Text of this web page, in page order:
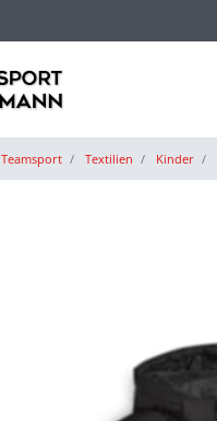
Teamsport Textilien Kinder